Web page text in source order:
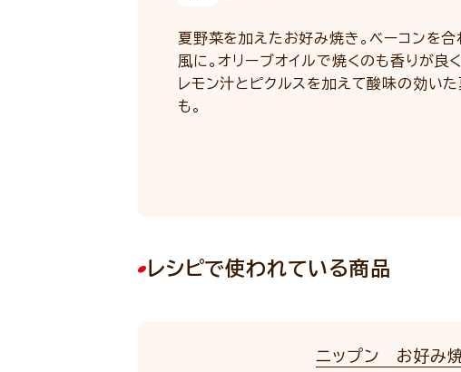
夏野菜を加えたお好み焼き。ベーコンを
風に。オリーブオイルで焼くのも香りが良
レモン汁とピクルスを加えて酸味の効い
も。
レシピで使われている商品
ニップン お好み